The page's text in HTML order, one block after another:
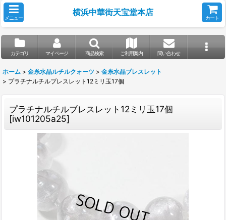
メニュー
横浜中華街天宝堂本店
カート
カテゴリ マイページ 商品検索 ご利用案内 問い合わせ
ホーム > 金糸水晶ルチルクォーツ > 金糸水晶ブレスレット
> プラチナルチルブレスレット12ミリ玉17個
プラチナルチルブレスレット12ミリ玉17個
[iw101205a25]